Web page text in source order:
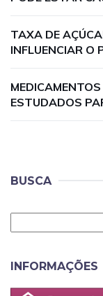
TAXA DE
INFLUENCIAR O
ESTUDADOS
BUSCA
INFORMAÇÕES